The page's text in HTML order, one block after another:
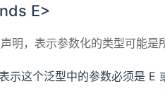
E>
明，表示参数化的类型可能是
这个泛型中的参数必须是 E